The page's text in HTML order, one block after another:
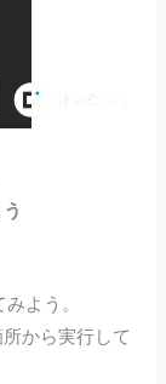
よう。
から実行して